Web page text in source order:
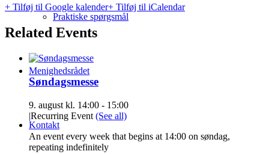
Praktiske spørgsmål
Menighedsrådet
Kontakt
+ Tilføj til Google kalender+ Tilføj til iCalendar
Related Events
Søndagsmesse
9. august kl. 14:00 - 15:00
|Recurring Event (See all)
An event every week that begins at 14:00 on søndag,
repeating indefinitely